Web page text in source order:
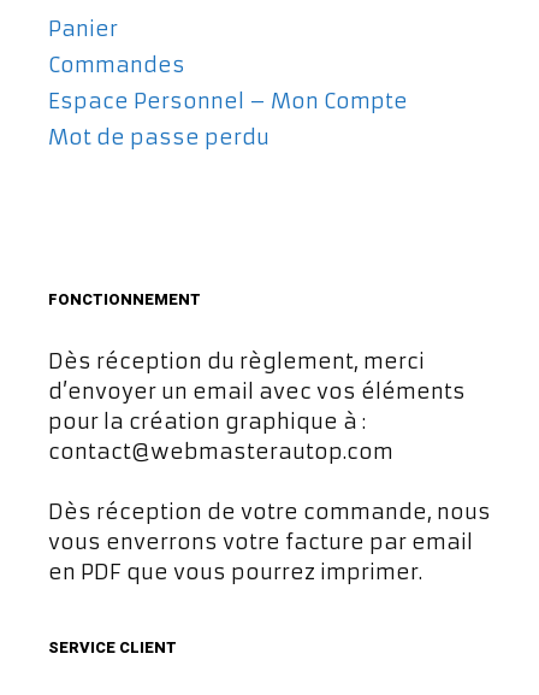
Panier
Commandes
Espace Personnel – Mon Compte
Mot de passe perdu
FONCTIONNEMENT
Dès réception du règlement, merci
d’envoyer un email avec vos éléments
pour la création graphique à :
contact@webmasterautop.com
Dès réception de votre commande, nous
vous enverrons votre facture par email
en PDF que vous pourrez imprimer.
SERVICE CLIENT